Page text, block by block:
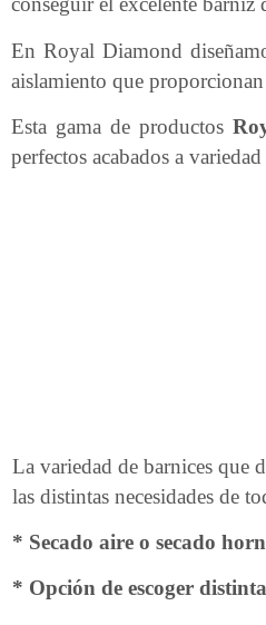
conseguir el excelente
En Royal Diamond
aislamiento que
Esta gama de productos
perfectos acabados a
La variedad de barnices que
las distintas necesidades de
* Secado aire o secado
* Opción de escoger